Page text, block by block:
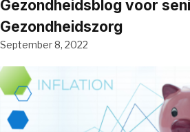
Gezondheidsblog voor
Gezondheidszorg
September 8, 2022